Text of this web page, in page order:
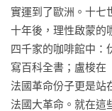
實運到了歐洲。十七
十年後，理性啟蒙的
四千家的咖啡館中：
寫百科全書；盧梭在
法國革命份子更是站
法國大革命。就在這